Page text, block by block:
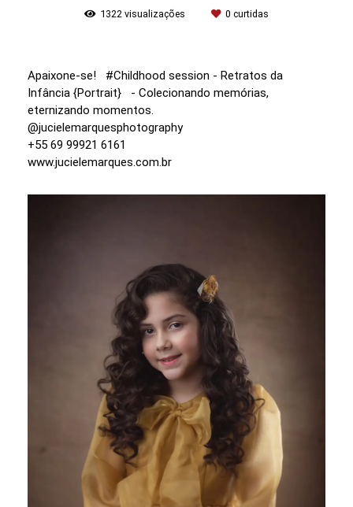
1322 visualizações 0 curtidas
Apaixone-se! #Childhood session - Retratos da
Infância {Portrait} - Colecionando memórias,
eternizando momentos.
@jucielemarquesphotography
+55 69 99921 6161
www.jucielemarques.com.br